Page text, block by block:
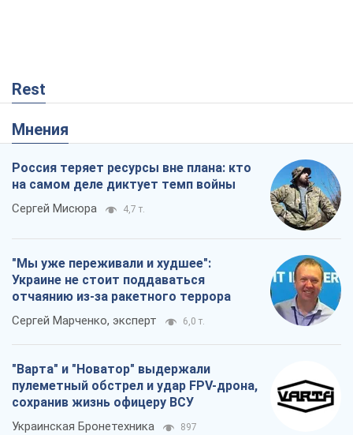
Rest
Мнения
Россия теряет ресурсы вне плана: кто
на самом деле диктует темп войны
Сергей Мисюра 4,7 т.
"Мы уже переживали и худшее":
Украине не стоит поддаваться
отчаянию из-за ракетного террора
Сергей Марченко, эксперт 6,0 т.
"Варта" и "Новатор" выдержали
пулеметный обстрел и удар FPV-дрона,
сохранив жизнь офицеру ВСУ
Украинская Бронетехника 897